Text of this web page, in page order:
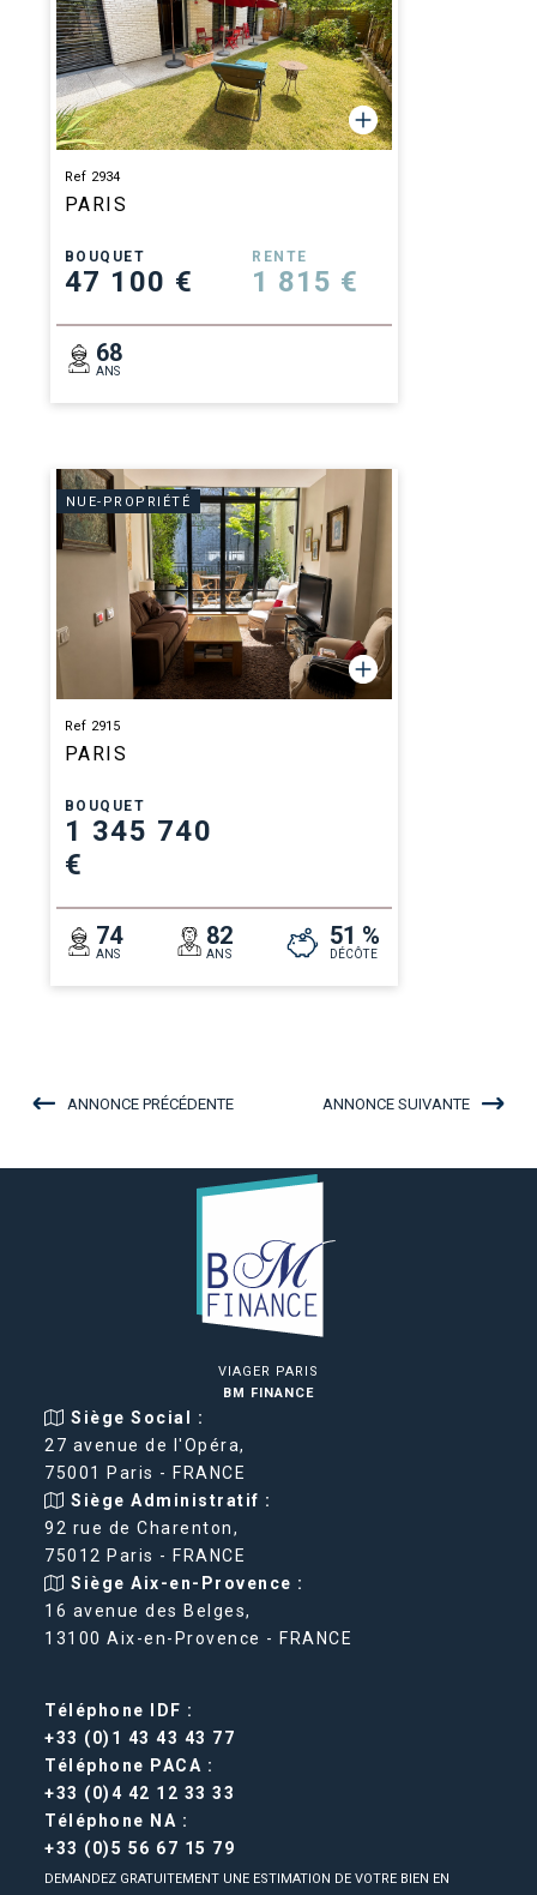
Ref 2934
PARIS
BOUQUET
47 100 €
RENTE
1 815 €
68
ANS
NUE-PROPRIÉTÉ
Ref 2915
PARIS
BOUQUET
1 345 740
€
74
ANS
82
ANS
51 %
DÉCÔTE
ANNONCE PRÉCÉDENTE ANNONCE SUIVANTE
VIAGER PARIS
BM FINANCE
Siège Social :
27 avenue de l'Opéra,
75001 Paris - FRANCE
Siège Administratif :
92 rue de Charenton,
75012 Paris - FRANCE
Siège Aix-en-Provence :
16 avenue des Belges,
13100 Aix-en-Provence - FRANCE
Téléphone IDF :
+33 (0)1 43 43 43 77
Téléphone PACA :
+33 (0)4 42 12 33 33
Téléphone NA :
+33 (0)5 56 67 15 79
DEMANDEZ GRATUITEMENT UNE ESTIMATION DE VOTRE BIEN EN